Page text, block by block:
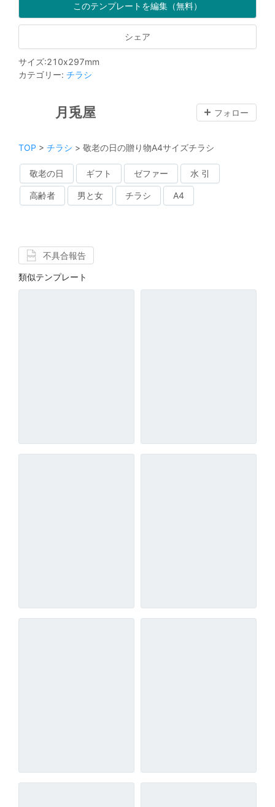
このテンプレートを編集（無料）
シェア
サイズ:210x297mm
カテゴリー: チラシ
月兎屋 フォロー
TOP > チラシ > 敬老の日の贈り物A4サイズチラシ
敬老の日 ギフト ゼファー 水 引
高齢者 男と女 チラシ A4
不具合報告
類似テンプレート